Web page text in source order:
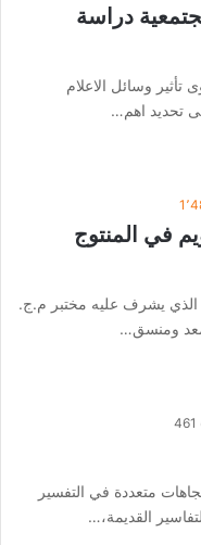
دراسة
وسائل الاعلام
تحديد اهم…
في المنتوج
الذي يشرف عليه مختبر م.ج.
معد ومنسق…
461
متعددة في التفسير
القديمة،…